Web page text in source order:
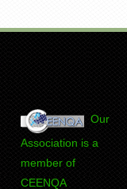
Our
Association is a
member of
CEENQA